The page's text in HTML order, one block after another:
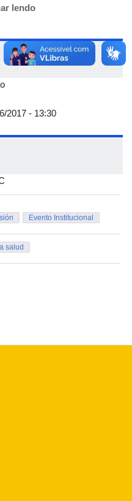
de permanência
relata a história de
plena e nos
experiências, que os
com comentários de
Goldenberg e Mário
vidas.
lendo
2017 - 13:30
Evento Institucional
salud